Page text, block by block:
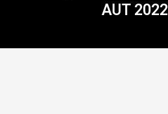
AUT 2022